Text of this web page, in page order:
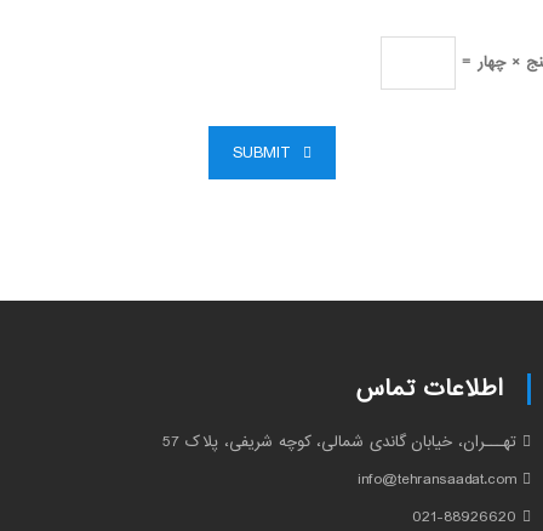
× چهار =
SUBMIT
اطلاعات تماس
تهـــران، خیابان گاندی شمالی، کوچه شریفی، پلاک 57
021-88926620